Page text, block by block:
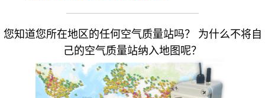
您知道您所在地区的任何空气质量站吗？
为什么不将自
己的空气质量站纳入地图呢？